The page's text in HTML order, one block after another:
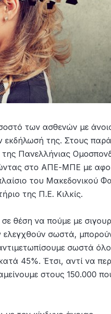
των ασθενών με
εκδήλωσή της. Στους
Πανελλήνιας
στο ΑΠΕ-ΜΠΕ με
του Μακεδονικού
της Π.Ε. Κιλκίς.
θέση να πούμε με
ελεγχθούν σωστά,
σωστά
45%. Έτσι, αντί να
στους 150.000